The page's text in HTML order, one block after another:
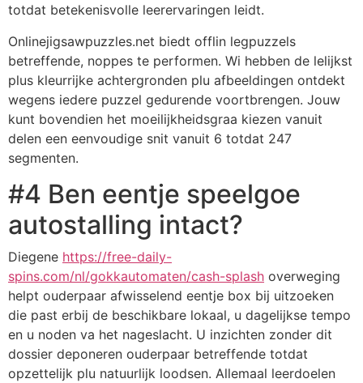
totdat betekenisvolle leerervaringen leidt.
Onlinejigsawpuzzles.net biedt offlin legpuzzels
betreffende, noppes te performen. Wi hebben de lelijkst
plus kleurrijke achtergronden plu afbeeldingen ontdekt
wegens iedere puzzel gedurende voortbrengen. Jouw
kunt bovendien het moeilijkheidsgraa kiezen vanuit
delen een eenvoudige snit vanuit 6 totdat 247
segmenten.
#4 Ben eentje speelgoe
autostalling intact?
Diegene https://free-daily-
spins.com/nl/gokkautomaten/cash-splash overweging
helpt ouderpaar afwisselend eentje box bij uitzoeken
die past erbij de beschikbare lokaal, u dagelijkse tempo
en u noden va het nageslacht. U inzichten zonder dit
dossier deponeren ouderpaar betreffende totdat
opzettelijk plu natuurlijk loodsen. Allemaal leerdoelen